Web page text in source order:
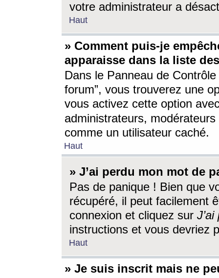
votre administrateur a
Haut
» Comment puis-je
apparaisse dans la liste
Dans le Panneau de
forum”, vous trouverez une
vous activez cette option
administrateurs,
comme un utilisateur caché.
Haut
» J’ai perdu mon mot de
Pas de panique ! Bien que
récupéré, il peut facilement
connexion et cliquez sur
instructions et vous devriez
Haut
» Je suis inscrit mais ne